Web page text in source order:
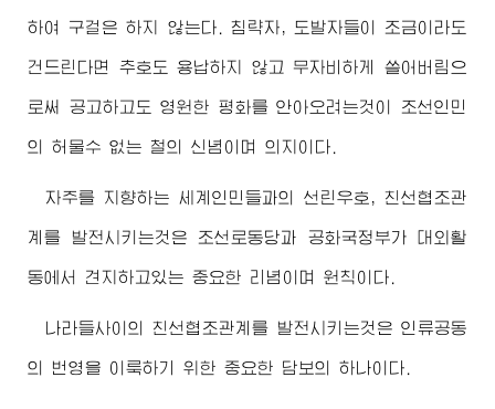
하여 구걸은 하지 않는다. 침략자, 도발자들이 조금이라도
건드린다면 추호도 용납하지 않고 무자비하게 쓸어버림으
로써 공고하고도 영원한 평화를 안아오려는것이 조선인민
의 허물수 없는 철의 신념이며 의지이다.
자주를 지향하는 세계인민들과의 선린우호, 친선협조관
계를 발전시키는것은 조선로동당과 공화국정부가 대외활
동에서 견지하고있는 중요한 리념이며 원칙이다.
나라들사이의 친선협조관계를 발전시키는것은 인류공동
의 번영을 이룩하기 위한 중요한 담보의 하나이다.